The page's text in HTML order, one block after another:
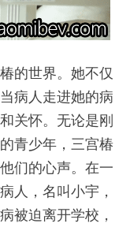
的世界。她不仅
病人走进她的病
关怀。无论是刚
青少年，三宫椿
们的心声。在一
人，名叫小宇，
被迫离开学校，